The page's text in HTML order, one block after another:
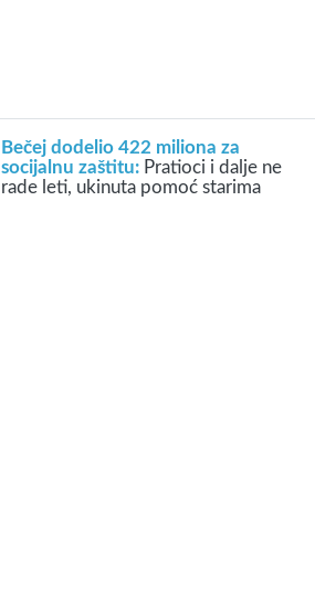
Bečej dodelio 422 miliona za
socijalnu zaštitu: Pratioci i dalje ne
rade leti, ukinuta pomoć starima